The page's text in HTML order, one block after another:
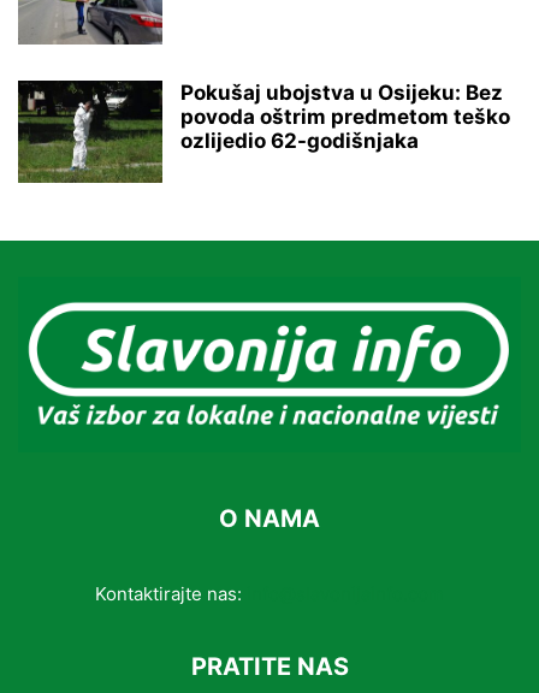
Pokušaj ubojstva u Osijeku: Bez
povoda oštrim predmetom teško
ozlijedio 62-godišnjaka
O NAMA
Kontaktirajte nas:
PRATITE NAS